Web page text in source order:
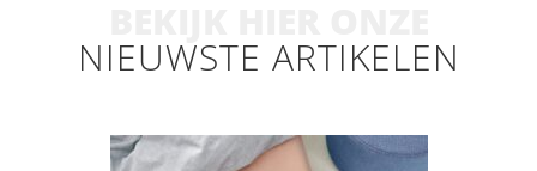
NIEUWSTE ARTIKELEN